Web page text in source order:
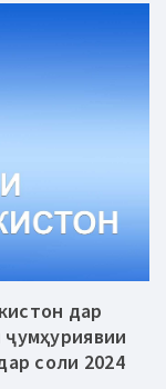
дар
соли 2024